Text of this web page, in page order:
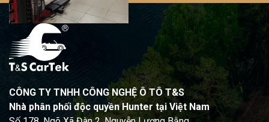
CÔNG TY TNHH CÔNG NGHỆ Ô TÔ T&S
Nhà phân phối độc quyền Hunter tại Việt Nam